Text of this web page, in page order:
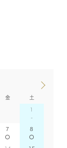
金 土
1
7 8